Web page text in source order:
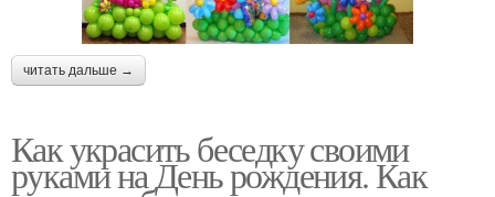
читать дальше →
Как украсить беседку своими
руками на День рождения. Как